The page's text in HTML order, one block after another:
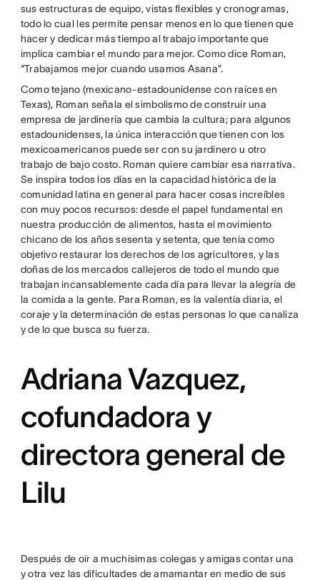
sus estructuras de equipo, vistas flexibles y cronogramas,
todo lo cual les permite pensar menos en lo que tienen que
hacer y dedicar más tiempo al trabajo importante que
implica cambiar el mundo para mejor. Como dice Roman,
“Trabajamos mejor cuando usamos Asana”.
Como tejano (mexicano-estadounidense con raíces en
Texas), Roman señala el simbolismo de construir una
empresa de jardinería que cambia la cultura; para algunos
estadounidenses, la única interacción que tienen con los
mexicoamericanos puede ser con su jardinero u otro
trabajo de bajo costo. Roman quiere cambiar esa narrativa.
Se inspira todos los días en la capacidad histórica de la
comunidad latina en general para hacer cosas increíbles
con muy pocos recursos: desde el papel fundamental en
nuestra producción de alimentos, hasta el movimiento
chicano de los años sesenta y setenta, que tenía como
objetivo restaurar los derechos de los agricultores, y las
doñas de los mercados callejeros de todo el mundo que
trabajan incansablemente cada día para llevar la alegría de
la comida a la gente. Para Roman, es la valentía diaria, el
coraje y la determinación de estas personas lo que canaliza
y de lo que busca su fuerza.
Adriana Vazquez,
cofundadora y
directora general de
Lilu
Después de oír a muchísimas colegas y amigas contar una
y otra vez las dificultades de amamantar en medio de sus